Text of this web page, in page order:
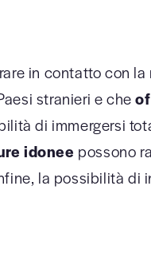
in contatto con
stranieri e che
di immergersi
idonee possono
la possibilità di